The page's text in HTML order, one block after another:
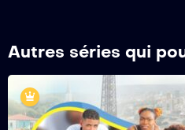
Autres séries qui